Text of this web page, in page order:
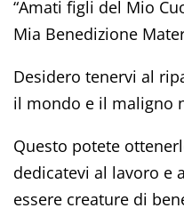
“Amati figli del Mio
Mia Benedizione
Desidero tenervi al
il mondo e il maligno
Questo potete
dedicatevi al lavoro e
essere creature di